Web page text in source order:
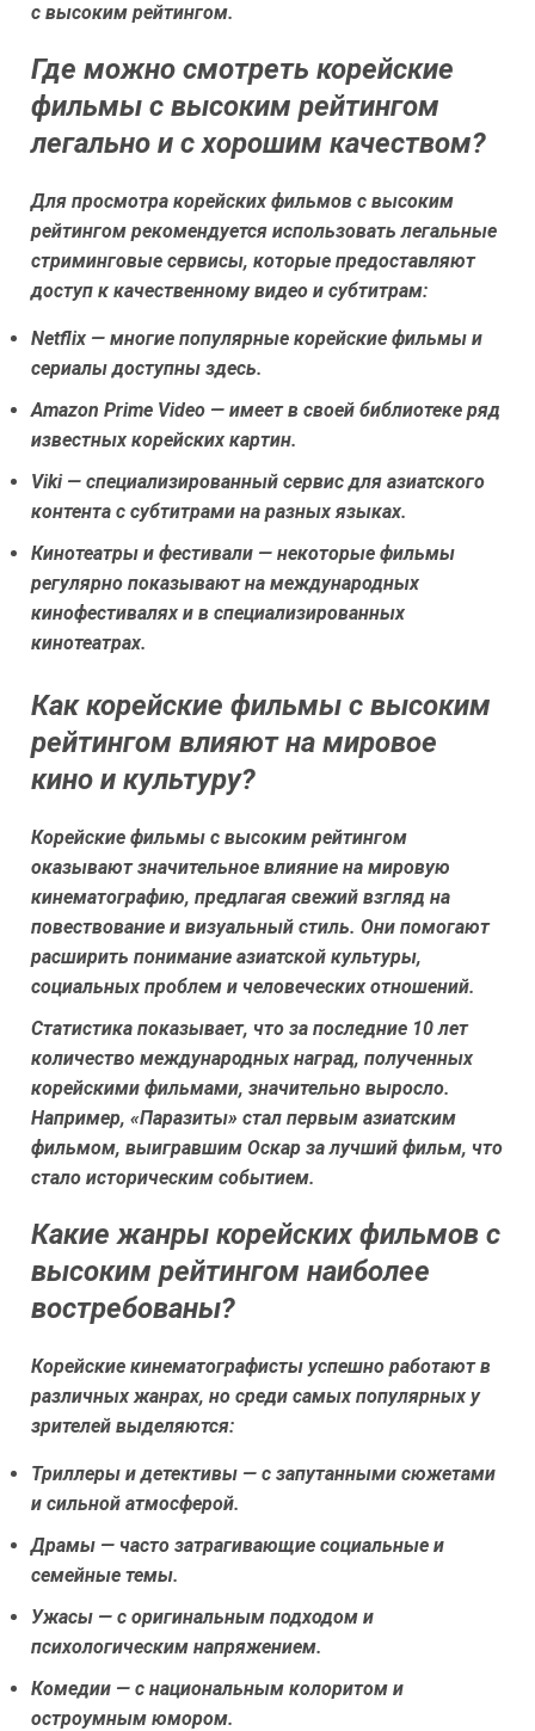
с высоким рейтингом.
Где можно смотреть корейские
фильмы с высоким рейтингом
легально и с хорошим качеством?
Для просмотра корейских фильмов с высоким
рейтингом рекомендуется использовать легальные
стриминговые сервисы, которые предоставляют
доступ к качественному видео и субтитрам:
Netflix — многие популярные корейские фильмы и
сериалы доступны здесь.
Amazon Prime Video — имеет в своей библиотеке ряд
известных корейских картин.
Viki — специализированный сервис для азиатского
контента с субтитрами на разных языках.
Кинотеатры и фестивали — некоторые фильмы
регулярно показывают на международных
кинофестивалях и в специализированных
кинотеатрах.
Как корейские фильмы с высоким
рейтингом влияют на мировое
кино и культуру?
Корейские фильмы с высоким рейтингом
оказывают значительное влияние на мировую
кинематографию, предлагая свежий взгляд на
повествование и визуальный стиль. Они помогают
расширить понимание азиатской культуры,
социальных проблем и человеческих отношений.
Статистика показывает, что за последние 10 лет
количество международных наград, полученных
корейскими фильмами, значительно выросло.
Например, «Паразиты» стал первым азиатским
фильмом, выигравшим Оскар за лучший фильм, что
стало историческим событием.
Какие жанры корейских фильмов с
высоким рейтингом наиболее
востребованы?
Корейские кинематографисты успешно работают в
различных жанрах, но среди самых популярных у
зрителей выделяются:
Триллеры и детективы — с запутанными сюжетами
и сильной атмосферой.
Драмы — часто затрагивающие социальные и
семейные темы.
Ужасы — с оригинальным подходом и
психологическим напряжением.
Комедии — с национальным колоритом и
остроумным юмором.